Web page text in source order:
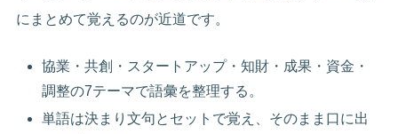
にまとめて覚えるのが近道です。
協業・共創・スタートアップ・知財・成果・資金・
調整の7テーマで語彙を整理する。
単語は決まり文句とセットで覚え、そのまま口に出